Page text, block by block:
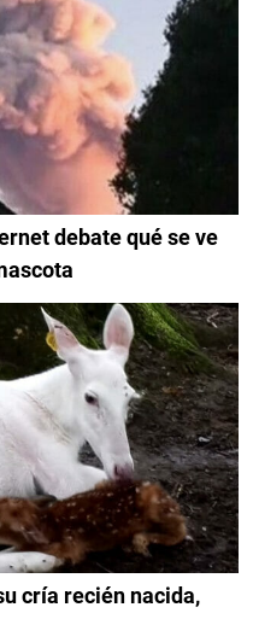
debate qué se ve
cría recién nacida,